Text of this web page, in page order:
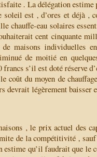
. La délégation estime
soleil est , d’ores et déjà ,
chauffe-eau solaires
cent cinquante
maisons individuelles
de moitié en
francs s’il est doté réserve
coût du moyen de
devrait légèrement baisser
, le prix actuel des
de la compétitivité ,
estime qu’il faudrait que le